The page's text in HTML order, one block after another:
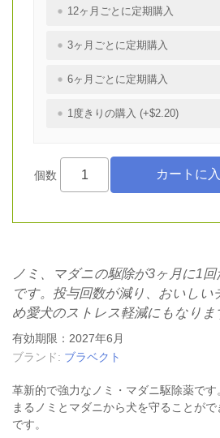
12ヶ月ごとに定期購入
3ヶ月ごとに定期購入
6ヶ月ごとに定期購入
1度きりの購入 (+$2.20)
個数
ノミ、マダニの駆除が3ヶ月に1
です。投与回数が減り、おいし
め愛犬のストレス軽減にもなりま
有効期限：2027年6月
ブランド: ブラベクト
革新的で強力なノミ・マダニ駆除薬で
まる ノミ と マダニから犬を守ることが
です。